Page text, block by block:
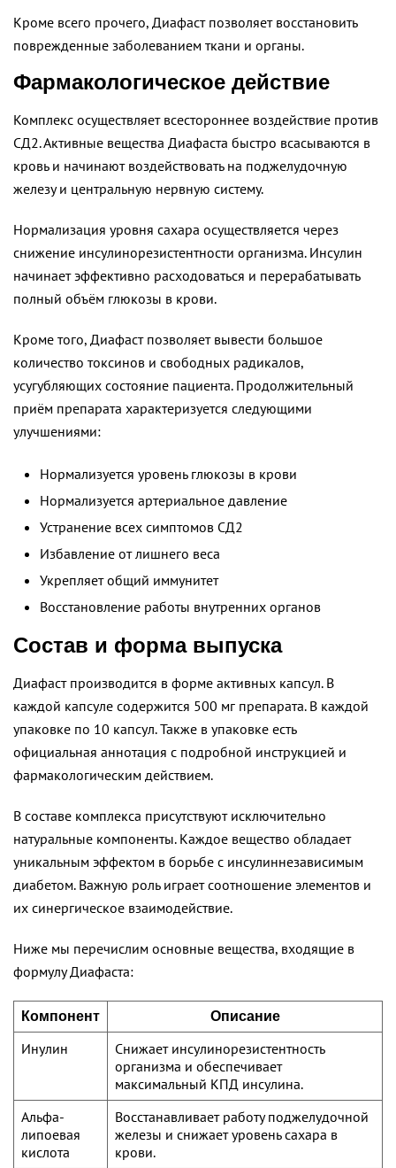
Кроме всего прочего, Диафаст позволяет восстановить
поврежденные заболеванием ткани и органы.
Фармакологическое действие
Комплекс осуществляет всестороннее воздействие против
СД2. Активные вещества Диафаста быстро всасываются в
кровь и начинают воздействовать на поджелудочную
железу и центральную нервную систему.
Нормализация уровня сахара осуществляется через
снижение инсулинорезистентности организма. Инсулин
начинает эффективно расходоваться и перерабатывать
полный объём глюкозы в крови.
Кроме того, Диафаст позволяет вывести большое
количество токсинов и свободных радикалов,
усугубляющих состояние пациента. Продолжительный
приём препарата характеризуется следующими
улучшениями:
Нормализуется уровень глюкозы в крови
Нормализуется артериальное давление
Устранение всех симптомов СД2
Избавление от лишнего веса
Укрепляет общий иммунитет
Восстановление работы внутренних органов
Состав и форма выпуска
Диафаст производится в форме активных капсул. В
каждой капсуле содержится 500 мг препарата. В каждой
упаковке по 10 капсул. Также в упаковке есть
официальная аннотация с подробной инструкцией и
фармакологическим действием.
В составе комплекса присутствуют исключительно
натуральные компоненты. Каждое вещество обладает
уникальным эффектом в борьбе с инсулиннезависимым
диабетом. Важную роль играет соотношение элементов и
их синергическое взаимодействие.
Ниже мы перечислим основные вещества, входящие в
формулу Диафаста:
Компонент Описание
Инулин
Снижает инсулинорезистентность
организма и обеспечивает
максимальный КПД инсулина.
Альфа-
липоевая
кислота
Восстанавливает работу поджелудочной
железы и снижает уровень сахара в
крови.